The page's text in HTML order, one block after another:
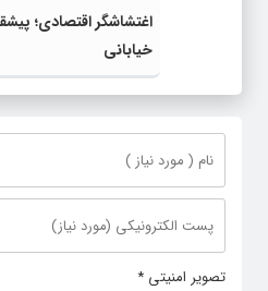
اغتشاشگر اقتصادی؛
خیابانی
تصویر امنیتی *